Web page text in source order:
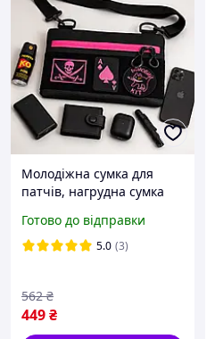
Молодіжна сумка для
патчів, нагрудна сумка
месенджер жіночий
чоловічий
Готово до відправки
5.0 (3)
449₴
562 ₴